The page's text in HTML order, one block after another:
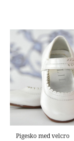
Pigesko med velcro